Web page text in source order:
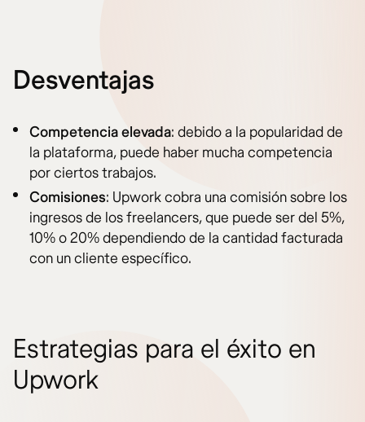
Desventajas
Competencia elevada: debido a la popularidad de
la plataforma, puede haber mucha competencia
por ciertos trabajos.
Comisiones: Upwork cobra una comisión sobre los
ingresos de los freelancers, que puede ser del 5%,
10% o 20% dependiendo de la cantidad facturada
con un cliente específico.
Estrategias para el éxito en
Upwork